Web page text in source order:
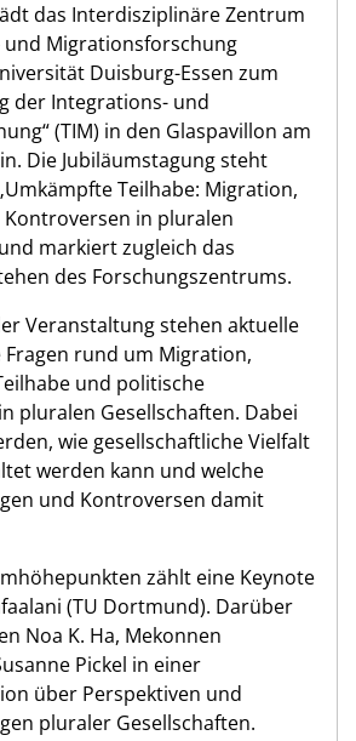
das Interdisziplinäre Zentrum
Migrationsforschung
Duisburg-Essen zum
der Integrations- und
(TIM) in den Glaspavillon am
Die Jubiläumstagung steht
Teilhabe: Migration,
in pluralen
markiert zugleich das
des Forschungszentrums.
Veranstaltung stehen aktuelle
rund um Migration,
und politische
pluralen Gesellschaften. Dabei
wie gesellschaftliche Vielfalt
werden kann und welche
und Kontroversen damit
zählt eine Keynote
(TU Dortmund). Darüber
Noa K. Ha, Mekonnen
Pickel in einer
über Perspektiven und
pluraler Gesellschaften.